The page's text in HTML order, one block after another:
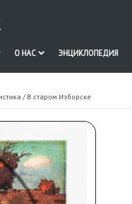
О НАС ЭНЦИКЛОПЕДИЯ
/ В старом Изборске